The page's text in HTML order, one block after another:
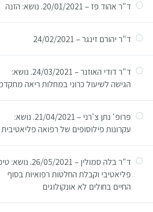
ד"ר אהוד פז – 20/01/2021. נושא: הזנה
ד"ר יהורם זינגר – 24/02/2021
ד"ר דודי האוזנר – 24/03/2021. נושא:
הגישה לשיעול כרוני במחלות ריאה
פרופ' נתן צ'רני – 21/04/2021. נושא:
עקרונות פילוסופים של רפואה פליאטיבית
ד"ר בלה סמולין – 26/05/2021.
פליאטיבי וקבלת החלטות רפואיות בסוף
החיים בחולים לא אונקולוגים